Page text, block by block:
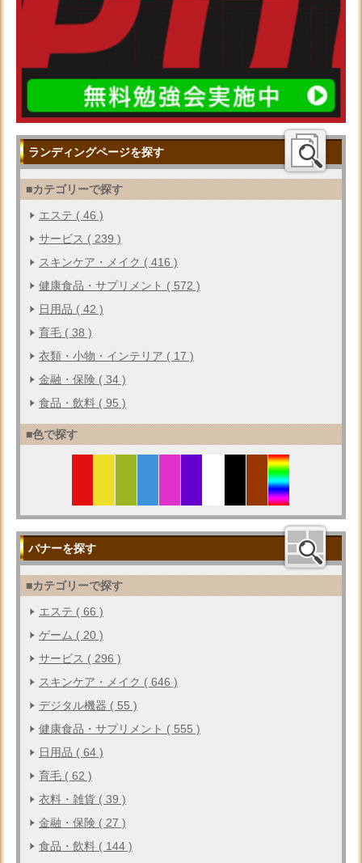
ランディングページを探す
■カテゴリーで探す
エステ ( 46 )
サービス ( 239 )
スキンケア・メイク ( 416 )
健康食品・サプリメント ( 572 )
日用品 ( 42 )
育毛 ( 38 )
衣類・小物・インテリア ( 17 )
金融・保険 ( 34 )
食品・飲料 ( 95 )
■色で探す
バナーを探す
■カテゴリーで探す
エステ ( 66 )
ゲーム ( 20 )
サービス ( 296 )
スキンケア・メイク ( 646 )
デジタル機器 ( 55 )
健康食品・サプリメント ( 555 )
日用品 ( 64 )
育毛 ( 62 )
衣料・雑貨 ( 39 )
金融・保険 ( 27 )
食品・飲料 ( 144 )